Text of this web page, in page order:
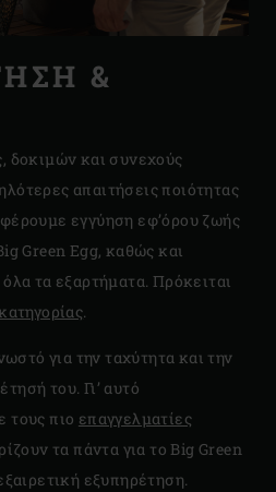
&
δοκιμών και συνεχούς
απαιτήσεις ποιότητας
εγγύηση εφ’όρου ζωής
Green Egg, καθώς και
τα εξαρτήματα. Πρόκειται
.
για την ταχύτητα και την
του. Γι’ αυτό
τους πιο επαγγελματίες
τα πάντα για το Big Green
εξυπηρέτηση.